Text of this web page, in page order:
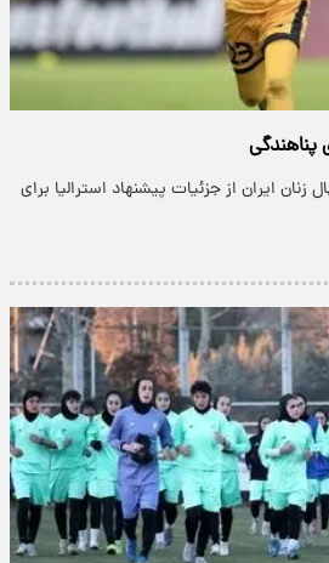
پناهندگی
زنان ایران از جزئیات پیشنهاد استرالیا برای